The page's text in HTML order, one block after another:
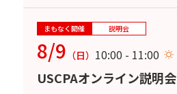
まもなく開催 説明会
8/9 （日） 10:00 - 11:00
USCPAオンライン説明会